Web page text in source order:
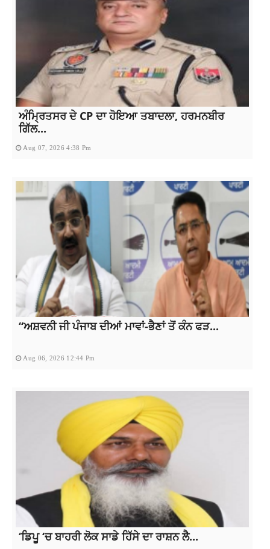
ਅੰਮ੍ਰਿਤਸਰ ਦੇ CP ਦਾ ਹੋਇਆ ਤਬਾਦਲਾ, ਹਰਮਨਬੀਰ
ਗਿੱਲ...
Aug 07, 2026 4:38 Pm
“ਅਸ਼ਵਨੀ ਜੀ ਪੰਜਾਬ ਦੀਆਂ ਮਾਵਾਂ-ਭੈਣਾਂ ਤੋਂ ਕੰਨ ਫੜ...
Aug 06, 2026 12:44 Pm
‘ਡਿਪੂ ‘ਚ ਬਾਹਰੀ ਲੋਕ ਸਾਡੇ ਹਿੱਸੇ ਦਾ ਰਾਸ਼ਨ ਲੈ...